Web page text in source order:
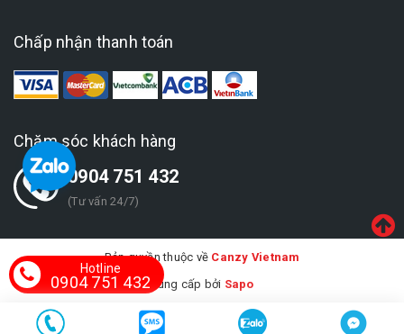
Chấp nhận thanh toán
Chăm sóc khách hàng
0904 751 432
(Tư vấn 24/7)
Bản quyền thuộc về Canzy Vietnam
Cung cấp bởi Sapo
Hotline
0904 751 432